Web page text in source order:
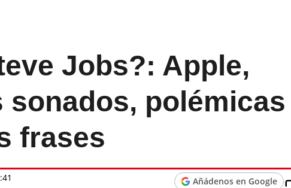
Jobs?: Apple,
sonados, polémicas
frases
Añádenos en Google